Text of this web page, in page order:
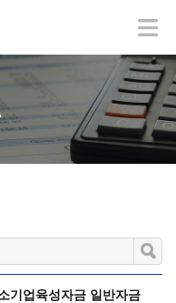
기업육성자금 일반자금